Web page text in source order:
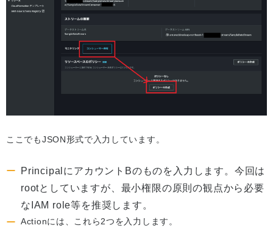
ここでもJSON形式で入力しています。
PrincipalにアカウントBのものを入力します。今回は
rootとしていますが、最小権限の原則の観点から必要
なIAM role等を推奨します。
Actionには、これら2つを入力します。